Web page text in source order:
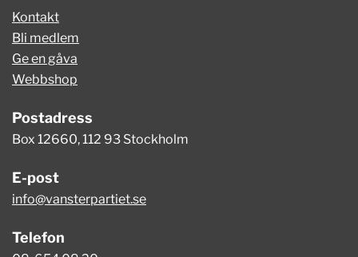
Kontakt
Bli medlem
Ge en gåva
Webbshop
Postadress
Box 12660, 112 93 Stockholm
E-post
info@vansterpartiet.se
Telefon